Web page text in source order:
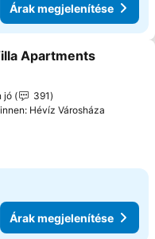
Árak megjelenítése
a kedvencekhez
Apartments
jó
391
Hévíz Városháza
Árak megjelenítése